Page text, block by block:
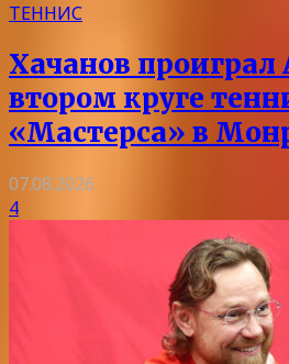
ТЕННИС
Хачанов проиграл
втором круге
«Мастерса» в
07.08.2026
4